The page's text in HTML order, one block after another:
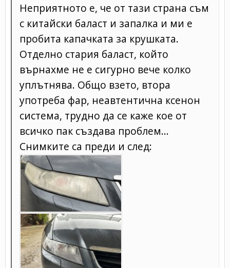
Неприятното е, че от тази страна съм
с китайски баласт и запалка и ми е
пробита капачката за крушката.
Отделно стария баласт, който
върнахме не е сигурно вече колко
уплътнява. Общо взето, втора
употреба фар, неавтентична ксенон
система, трудно да се каже кое от
всичко пак създава проблем...
Снимките са преди и след: